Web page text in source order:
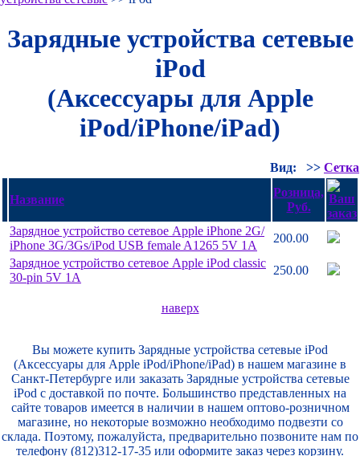
Зарядные устройства сетевые
iPod
(Аксессуары для Apple
iPod/iPhone/iPad)
Вид: >> Сетка
Название
Розница,
Руб.
Зарядное устройство сетевое Apple iPhone 2G/
iPhone 3G/3Gs/iPod USB female A1265 5V 1A
200.00
Зарядное устройство сетевое Apple iPod classic
30-pin 5V 1A
250.00
наверх
Вы можете купить Зарядные устройства сетевые iPod
(Аксессуары для Apple iPod/iPhone/iPad) в нашем магазине в
Санкт-Петербурге или заказать Зарядные устройства сетевые
iPod с доставкой по почте. Большинство представленных на
сайте товаров имеется в наличии в нашем оптово-розничном
магазине, но некоторые возможно необходимо подвезти со
склада. Поэтому, пожалуйста, предварительно позвоните нам по
телефону (812)312-17-35 или оформите заказ через корзину.